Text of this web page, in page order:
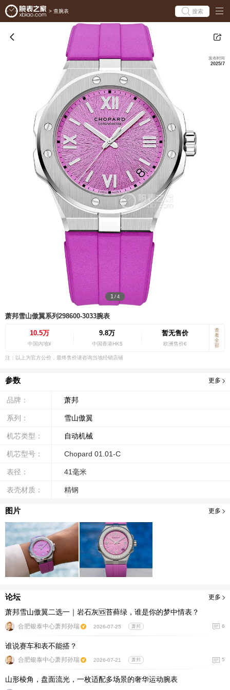
> 查腕表 搜索
1 / 4
发布时间
2025/7
萧邦雪山傲翼系列298600-3033腕表
10.5万
中国内地¥
9.8万
中国香港HK$
暂无售价
欧洲售价€
查
看
全
部
注：以上为官方公价，最终售价请咨询当地经销店铺
参数 更多
品牌： 萧邦
系列： 雪山傲翼
机芯类型： 自动机械
机芯型号： Chopard 01.01-C
表径： 41毫米
表壳材质： 精钢
图片 更多
论坛 更多
萧邦雪山傲翼二选一｜岩石灰🆚苔藓绿，谁是你的梦中情表？
合肥银泰中心萧邦孙瑞 2026-07-25 萧邦 6
谁说赛车和表不能搭？
合肥银泰中心萧邦孙瑞 2026-07-21 萧邦 5
山形棱角，盘面流光，一枚适配多场景的奢华运动腕表